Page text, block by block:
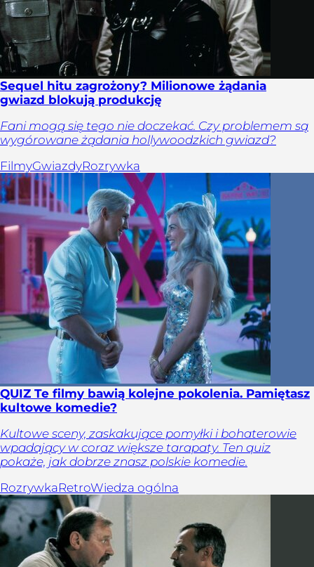
Sequel hitu zagrożony? Milionowe żądania
gwiazd blokują produkcję
Fani mogą się tego nie doczekać. Czy problemem są
wygórowane żądania hollywoodzkich gwiazd?
FilmyGwiazdyRozrywka
QUIZ Te filmy bawią kolejne pokolenia. Pamiętasz
kultowe komedie?
Kultowe sceny, zaskakujące pomyłki i bohaterowie
wpadający w coraz większe tarapaty. Ten quiz
pokaże, jak dobrze znasz polskie komedie.
RozrywkaRetroWiedza ogólna